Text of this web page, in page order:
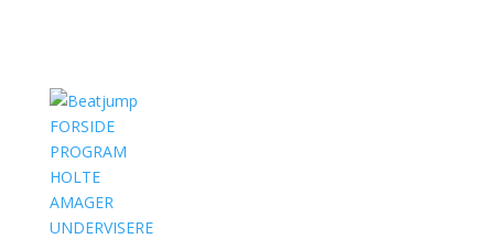
FORSIDE
PROGRAM
HOLTE
AMAGER
UNDERVISERE